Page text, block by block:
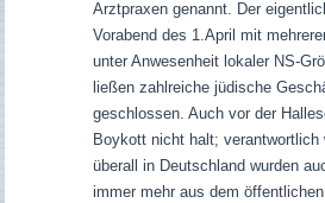
Arztpraxen genannt. Der
Vorabend des 1.April mit
unter Anwesenheit lokaler NS-
ließen zahlreiche jüdische
geschlossen. Auch vor der
Boykott nicht halt; verantwortlich
überall in Deutschland wurden
immer mehr aus dem